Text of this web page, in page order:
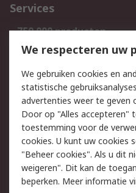
Services
750.000 producten
Bestellen
Track & Trace
Wettelijk
Cookiebeleid
Privacybeleid
Algemene
verkoopvoorwaarden
We respecteren uw
We gebruiken cookies en
statistische
advertenties weer te geven
Door op "Alles accepteren"
toestemming voor de
cookies. U kunt uw cookies
"Beheer cookies". Als u dit
weigeren". Dit kan de
beperken. Meer informatie